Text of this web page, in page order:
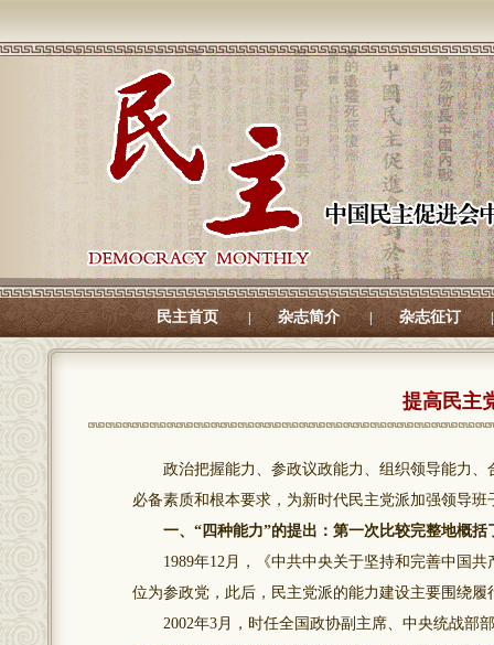
民主首页 | 杂志简介 | 杂志征订 |
提高民主
政治把握能力、参政议政能力、组织领导能力、
必备素质和根本要求，为新时代民主党派加强领导班
一、“四种能力”的提出：第一次比较完整地概
1989年12月，《中共中央关于坚持和完善中国共
位为参政党，此后，民主党派的能力建设主要围绕履
2002年3月，时任全国政协副主席、中央统战部